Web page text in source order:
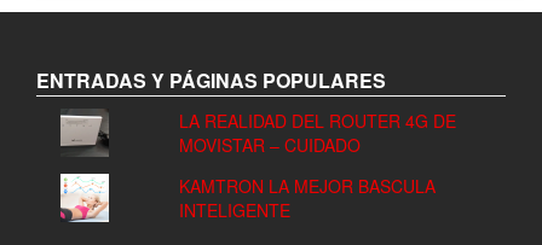
ENTRADAS Y PÁGINAS POPULARES
LA REALIDAD DEL ROUTER 4G DE
MOVISTAR – CUIDADO
KAMTRON LA MEJOR BASCULA
INTELIGENTE